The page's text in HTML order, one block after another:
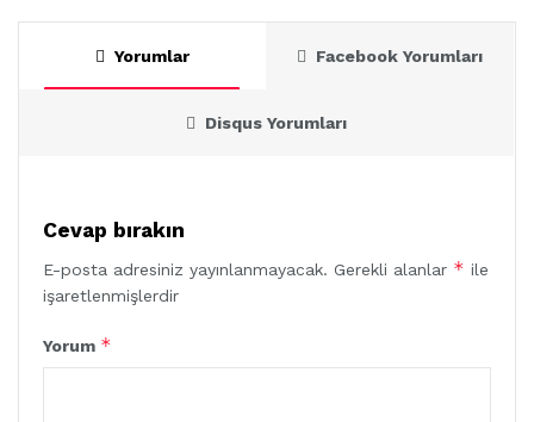
Yorumlar Facebook Yorumları
Disqus Yorumları
Cevap bırakın
E-posta adresiniz yayınlanmayacak. Gerekli alanlar * ile
işaretlenmişlerdir
Yorum *